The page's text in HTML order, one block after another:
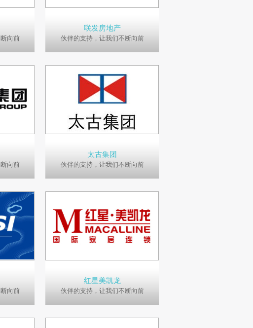
向前
联发房地产
伙伴的支持，让我们不断向前
向前
太古集团
伙伴的支持，让我们不断向前
向前
红星美凯龙
伙伴的支持，让我们不断向前